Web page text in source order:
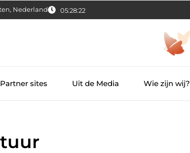
Nederland 05:28:23
Partner sites Uit de Media Wie zijn wij?